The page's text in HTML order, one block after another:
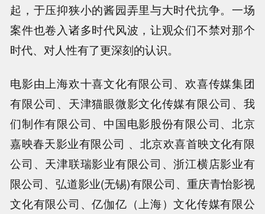
起，于压抑狭小的酱园弄里与大时代抗争。一场
案件也卷入诸多时代风波，让观众们不禁对那个
时代、对人性有了更深刻的认识。
电影由上海欢十喜文化有限公司、欢喜传媒集团
有限公司、天津猫眼微影文化传媒有限公司、我
们制作有限公司、中国电影股份有限公司、北京
嘉映春天影业有限公司 、北京欢喜首映文化有限
公司、天津联瑞影业有限公司、浙江横店影业有
限公司、弘道影业(无锡)有限公司、重庆青怡影视
文化有限公司、亿伽亿（上海）文化传媒有限公